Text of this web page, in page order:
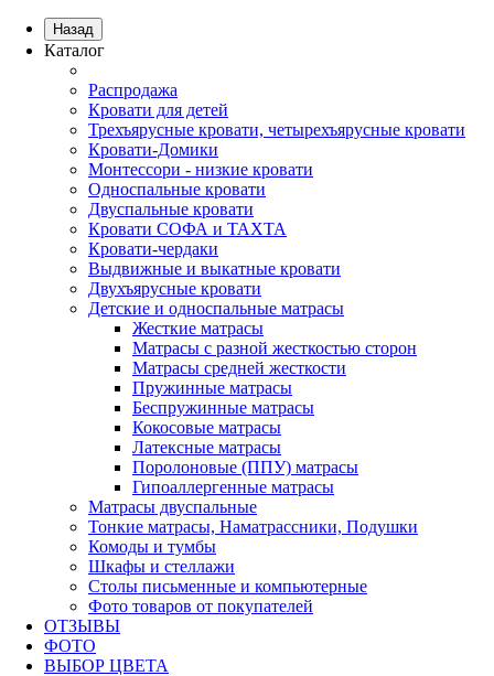
Назад
Каталог
Распродажа
Кровати для детей
Трехъярусные кровати, четырехъярусные кровати
Кровати-Домики
Монтессори - низкие кровати
Односпальные кровати
Двуспальные кровати
Кровати СОФА и ТАХТА
Кровати-чердаки
Выдвижные и выкатные кровати
Двухъярусные кровати
Детские и односпальные матрасы
Жесткие матрасы
Матрасы с разной жесткостью сторон
Матрасы средней жесткости
Пружинные матрасы
Беспружинные матрасы
Кокосовые матрасы
Латексные матрасы
Поролоновые (ППУ) матрасы
Гипоаллергенные матрасы
Матрасы двуспальные
Тонкие матрасы, Наматрассники, Подушки
Комоды и тумбы
Шкафы и стеллажи
Столы письменные и компьютерные
Фото товаров от покупателей
ОТЗЫВЫ
ФОТО
ВЫБОР ЦВЕТА